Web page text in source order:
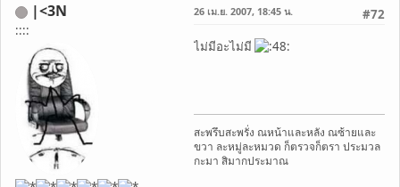
|<3N
::::
#72
26 เม.ย. 2007, 18:45 น.
ไม่มีอะไม่มี
สะพรึบสะพรั่ง ณหน้าและหลัง ณซ้ายและ
ขวา ละหมู่ละหมวด ก็ตรวจก็ตรา ประมวล
กะมา สิมากประมาณ